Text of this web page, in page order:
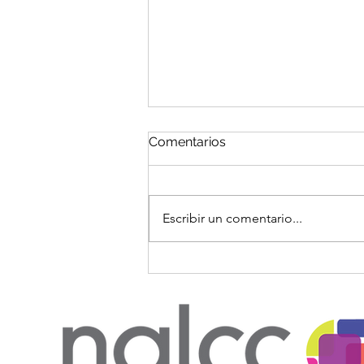
$17,700? Aquí Le
Comenzar
Comentarios
Escribir un comentario...